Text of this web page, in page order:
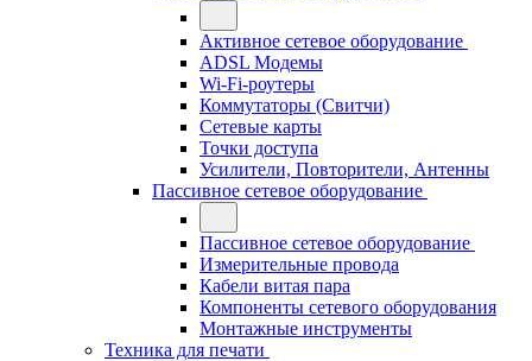
Активное сетевое оборудование
ADSL Модемы
Wi-Fi-роутеры
Коммутаторы (Свитчи)
Сетевые карты
Точки доступа
Усилители, Повторители, Антенны
Пассивное сетевое оборудование
Пассивное сетевое оборудование
Измерительные провода
Кабели витая пара
Компоненты сетевого оборудования
Монтажные инструменты
Техника для печати